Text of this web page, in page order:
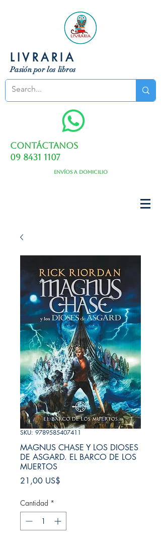
LIVRARIA
Pasión por los libros
Contáctanos
09 8431 1107
Envíos a domicilio
SKU: 9789585407411
MAGNUS CHASE Y LOS DIOSES
DE ASGARD. EL BARCO DE LOS
MUERTOS
21,00 US$
Cantidad *